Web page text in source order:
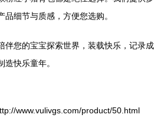
细节与质感，方便您选购。
伴您的宝宝探索世界，装载快乐，记录成
快乐童年。
www.vulivgs.com/product/50.html